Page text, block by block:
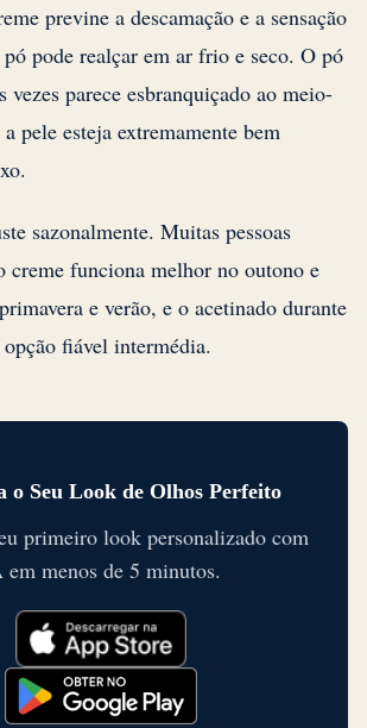
previne a descamação e a sensação
pode realçar em ar frio e seco. O pó
vezes parece esbranquiçado ao meio-
pele esteja extremamente bem
sazonalmente. Muitas pessoas
creme funciona melhor no outono e
e verão, e o acetinado durante
fiável intermédia.
o Seu Look de Olhos Perfeito
primeiro look personalizado com
menos de 5 minutos.